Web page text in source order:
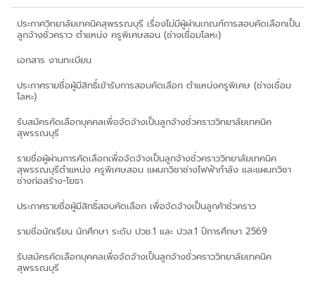
ประกาศวิทยาลัยเทคนิคสุพรรณบุรี เรื่องไม่มีผู้ผ่านเกณฑ์การสอบคัดเลือกเป็น
ลูกจ้างชั่วคราว ตำแหน่ง ครูพิเศษสอน (ช่างเชื่อมโลหะ)
เอกสาร งานทะเบียน
ประกาศรายชื่อผู้มีสิทธิ์เข้ารับการสอบคัดเลือก ตำแหน่งครูพิเศษ (ช่างเชื่อม
โลหะ)
รับสมัครคัดเลือกบุคคลเพื่อจัดจ้างเป็นลูกจ้างชั่วคราววิทยาลัยเทคนิค
สุพรรณบุรี
รายชื่อผู้ผ่านการคัดเลือกเพื่อจัดจ้างเป็นลูกจ้างชั่วคราววิทยาลัยเทคนิค
สุพรรณบุรีตำแหน่ง ครูพิเศษสอน แผนกวิชาช่างไฟฟ้ากำลัง และแผนกวิชา
ช่างก่อสร้าง-โยธา
ประกาศรายชื่อผู้มีสิทธิ์สอบคัดเลือก เพื่อจัดจ้างเป็นลูกค้าชั่วคราว
รายชื่อนักเรียน นักศึกษา ระดับ ปวช.1 และ ปวส.1 ปีการศึกษา 2569
รับสมัครคัดเลือกบุคคลเพื่อจัดจ้างเป็นลูกจ้างชั่วคราววิทยาลัยเทคนิค
สุพรรณบุรี